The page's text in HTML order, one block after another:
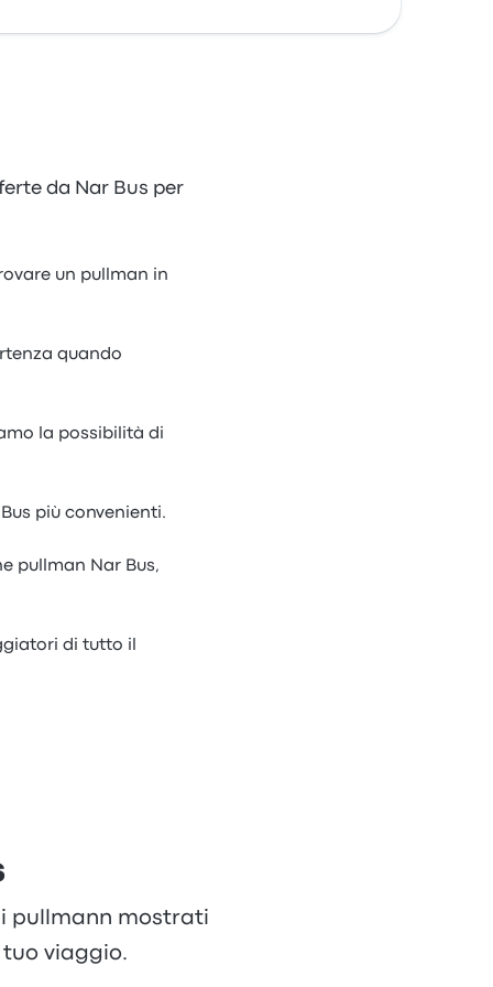
da Nar Bus per
un pullman in
quando
la possibilità di
più convenienti.
pullman Nar Bus,
di tutto il
pullmann mostrati
viaggio.